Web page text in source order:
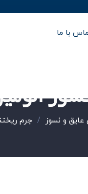
با ما
و نسوز / جرم